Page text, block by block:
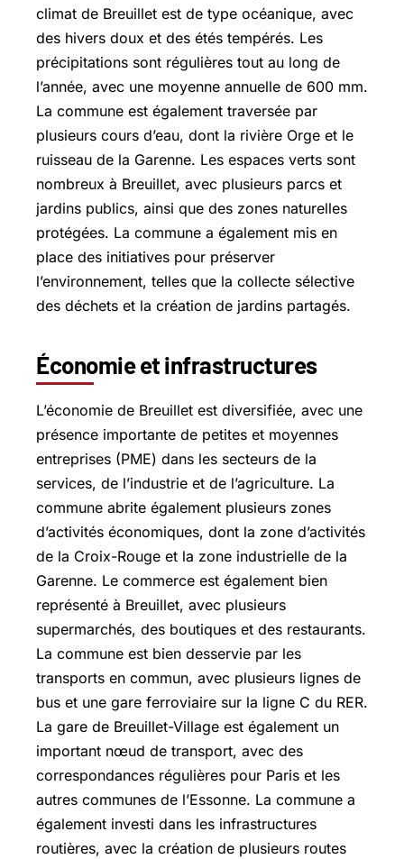
climat de Breuillet est de type océanique, avec
des hivers doux et des étés tempérés. Les
précipitations sont régulières tout au long de
l’année, avec une moyenne annuelle de 600 mm.
La commune est également traversée par
plusieurs cours d’eau, dont la rivière Orge et le
ruisseau de la Garenne. Les espaces verts sont
nombreux à Breuillet, avec plusieurs parcs et
jardins publics, ainsi que des zones naturelles
protégées. La commune a également mis en
place des initiatives pour préserver
l’environnement, telles que la collecte sélective
des déchets et la création de jardins partagés.
Économie et infrastructures
L’économie de Breuillet est diversifiée, avec une
présence importante de petites et moyennes
entreprises (PME) dans les secteurs de la
services, de l’industrie et de l’agriculture. La
commune abrite également plusieurs zones
d’activités économiques, dont la zone d’activités
de la Croix-Rouge et la zone industrielle de la
Garenne. Le commerce est également bien
représenté à Breuillet, avec plusieurs
supermarchés, des boutiques et des restaurants.
La commune est bien desservie par les
transports en commun, avec plusieurs lignes de
bus et une gare ferroviaire sur la ligne C du RER.
La gare de Breuillet-Village est également un
important nœud de transport, avec des
correspondances régulières pour Paris et les
autres communes de l’Essonne. La commune a
également investi dans les infrastructures
routières, avec la création de plusieurs routes